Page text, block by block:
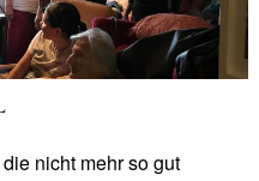
nicht mehr so gut